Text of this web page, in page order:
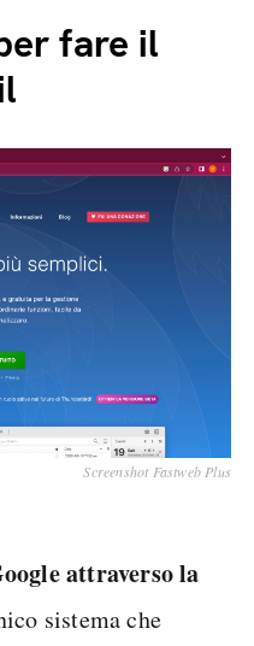
fare il
Screenshot Fastweb Plus
attraverso la
sistema che